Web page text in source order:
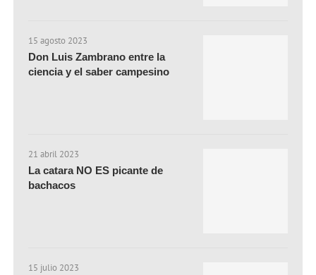
15 agosto 2023
Don Luis Zambrano entre la
ciencia y el saber campesino
21 abril 2023
La catara NO ES picante de
bachacos
15 julio 2023